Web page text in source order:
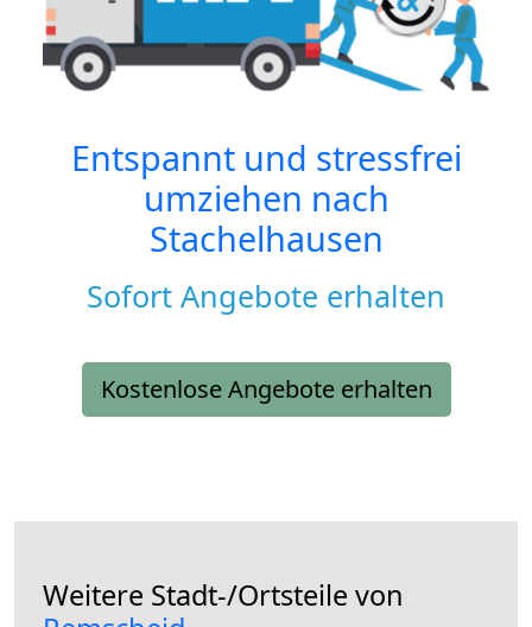
Entspannt und stressfrei
umziehen nach
Stachelhausen
Sofort Angebote erhalten
Kostenlose Angebote erhalten
Weitere Stadt-/Ortsteile von